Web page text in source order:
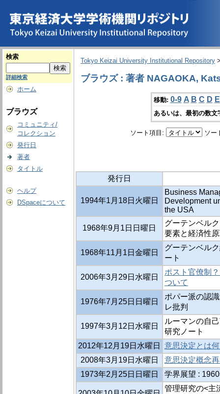
検索
詳細検索
ホーム
ブラウズ
コミュニティ/
コレクション
発行日
著者
タイトル
ヘルプ
DSpaceについて
Tokyo Keizai University Institutional Repository
ブラウズ : 著者 NAGAOKA,
移動: 0-9 A B C D E
あるいは、最初の数
ソート項目: ソー
発行日
1994年1月18日火曜日
Business
Development
the USA
1968年9月1日日曜日
グーテンベル
要素と経済性
1968年11月1日金曜日
グーテンベル
ート
2006年3月29日水曜日
ポスト官僚制
ついて
1976年7月25日日曜日
ポパー派の認
レ批判
1997年3月12日水曜日
ルーマンの自
研究ノート
2012年12月19日水曜日
意思決定とは
2008年3月19日水曜日
意思決定概念
1973年2月25日日曜日
学界展望 :
管理研究の<主